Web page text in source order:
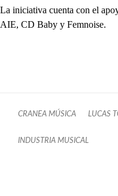
La iniciativa cuenta con el
AIE, CD Baby y Femnoise.
CRANEA MÚSICA LUCAS
INDUSTRIA MUSICAL